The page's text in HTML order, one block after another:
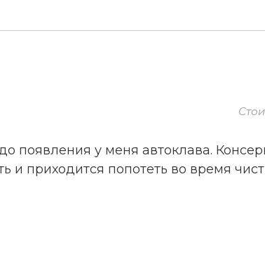
появления у меня автоклава.
и приходится попотеть во время